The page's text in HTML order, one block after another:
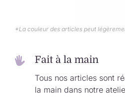
*La couleur des articles peut
Fait à la main
Tous nos articles sont
la main dans notre